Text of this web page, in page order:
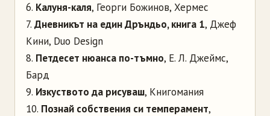
6. Калуня-каля, Георги Божинов, Хермес
7. Дневникът на един Дръндьо, книга 1, Джеф
Кини, Duo Design
8. Петдесет нюанса по-тъмно, Е. Л. Джеймс,
Бард
9. Изкуството да рисуваш, Книгомания
10. Познай собствения си темперамент,